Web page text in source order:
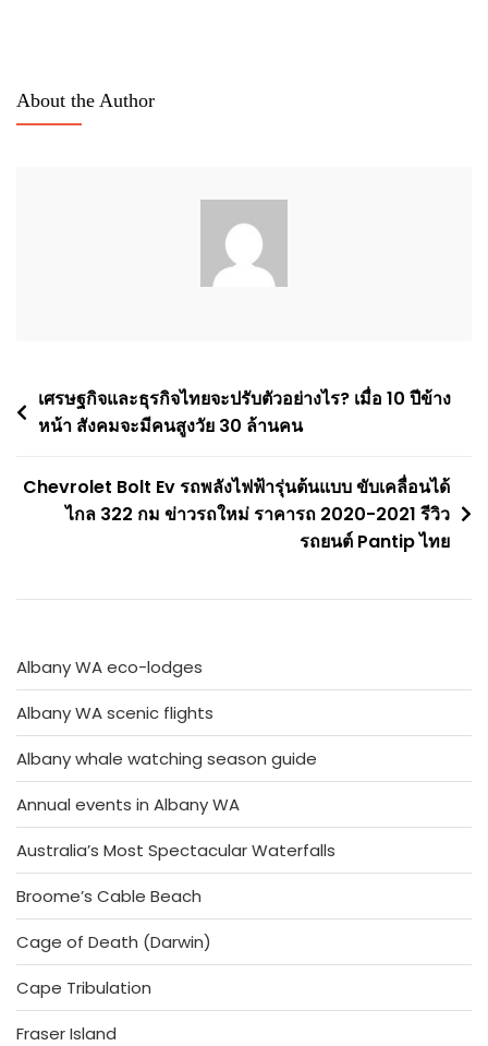
About the Author
Post
navigation
เศรษฐกิจและธุรกิจไทยจะปรับตัวอย่างไร? เมื่อ 10 ปีข้าง
หน้า สังคมจะมีคนสูงวัย 30 ล้านคน
Chevrolet Bolt Ev รถพลังไฟฟ้ารุ่นต้นแบบ ขับเคลื่อนได้
ไกล 322 กม ข่าวรถใหม่ ราคารถ 2020-2021 รีวิว
รถยนต์ Pantip ไทย
Albany WA eco-lodges
Albany WA scenic flights
Albany whale watching season guide
Annual events in Albany WA
Australia’s Most Spectacular Waterfalls
Broome’s Cable Beach
Cage of Death (Darwin)
Cape Tribulation
Fraser Island